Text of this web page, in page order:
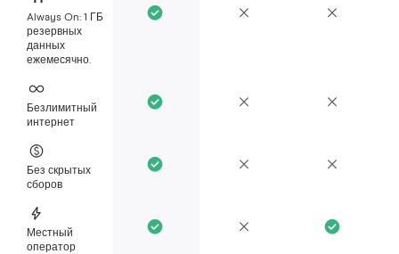
Always On: 1 ГБ
резервных
данных
ежемесячно.
Безлимитный
интернет
Без скрытых
сборов
Местный
оператор